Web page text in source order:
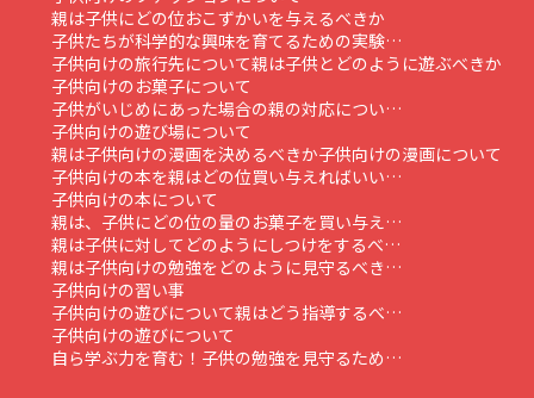
親は子供にどの位おこずかいを与えるべきか
子供たちが科学的な興味を育てるための実験…
子供向けの旅行先について親は子供とどのように遊ぶべきか
子供向けのお菓子について
子供がいじめにあった場合の親の対応につい…
子供向けの遊び場について
親は子供向けの漫画を決めるべきか子供向けの漫画について
子供向けの本を親はどの位買い与えればいい…
子供向けの本について
親は、子供にどの位の量のお菓子を買い与え…
親は子供に対してどのようにしつけをするべ…
親は子供向けの勉強をどのように見守るべき…
子供向けの習い事
子供向けの遊びについて親はどう指導するべ…
子供向けの遊びについて
自ら学ぶ力を育む！子供の勉強を見守るため…